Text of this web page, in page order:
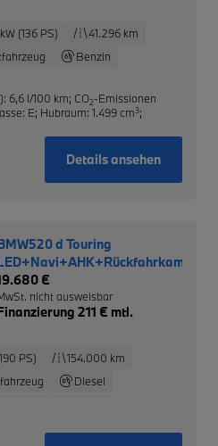
(136 PS)
41.296 km
Benzin
6,6 l/100 km; CO2-Emissionen
E; Hubraum: 1.499 cm3;
Details ansehen
d Touring
€
nicht ausweisbar
211 € mtl.
PS)
154.000 km
Diesel